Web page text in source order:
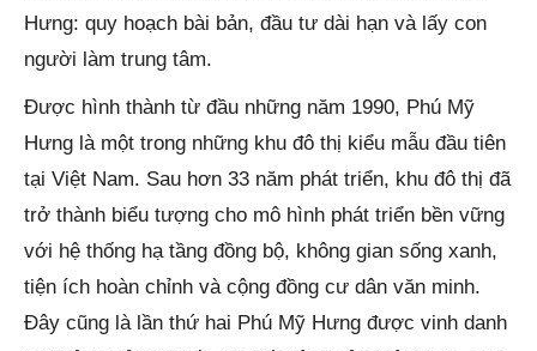
Hưng: quy hoạch bài bản, đầu tư dài hạn và lấy con
người làm trung tâm.
Được hình thành từ đầu những năm 1990, Phú Mỹ
Hưng là một trong những khu đô thị kiểu mẫu đầu tiên
tại Việt Nam. Sau hơn 33 năm phát triển, khu đô thị đã
trở thành biểu tượng cho mô hình phát triển bền vững
với hệ thống hạ tầng đồng bộ, không gian sống xanh,
tiện ích hoàn chỉnh và cộng đồng cư dân văn minh.
Đây cũng là lần thứ hai Phú Mỹ Hưng được vinh danh